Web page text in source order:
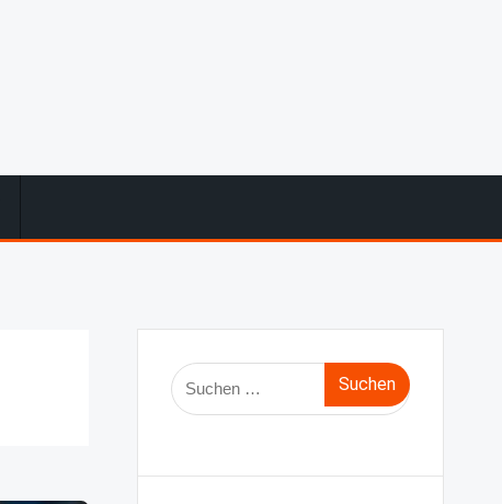
Suche
nach: